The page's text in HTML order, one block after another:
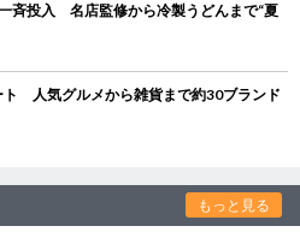
斉投入 名店監修から冷製うどんまで“夏
人気グルメから雑貨まで約30ブランド
もっと見る